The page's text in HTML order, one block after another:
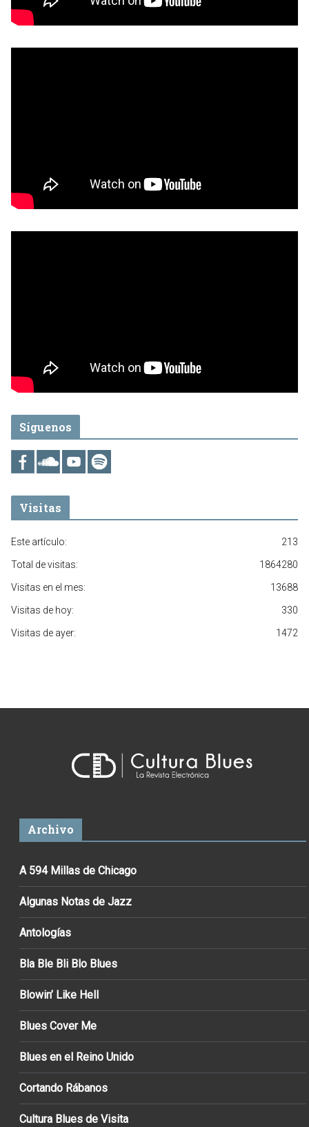
Síguenos
Visitas
213
Este artículo:
1864280
Total de visitas:
13688
Visitas en el mes:
330
Visitas de hoy:
1472
Visitas de ayer:
Archivo
A 594 Millas de Chicago
Algunas Notas de Jazz
Antologías
Bla Ble Bli Blo Blues
Blowin’ Like Hell
Blues Cover Me
Blues en el Reino Unido
Cortando Rábanos
Cultura Blues de Visita